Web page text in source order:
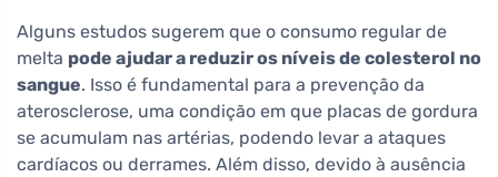
Alguns estudos sugerem que o consumo regular de
melta pode ajudar a reduzir os níveis de colesterol no
sangue. Isso é fundamental para a prevenção da
aterosclerose, uma condição em que placas de gordura
se acumulam nas artérias, podendo levar a ataques
cardíacos ou derrames. Além disso, devido à ausência